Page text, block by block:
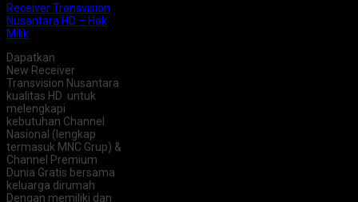
Receiver Transvision
Nusantara HD – Hak
Milik
Dapatkan
New Receiver
Transvision Nusantara
kualitas HD untuk
melengkapi
kebutuhan Channel
Nasional (lengkap
termasuk MNC Grup) &
Channel Premium
Dunia Gratis bersama
keluarga dirumah
Dengan memiliki dan